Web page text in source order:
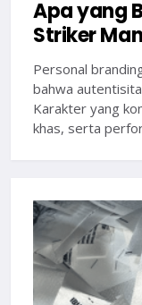
Apa yang
Striker
Personal
bahwa
Karakter yang
khas, serta